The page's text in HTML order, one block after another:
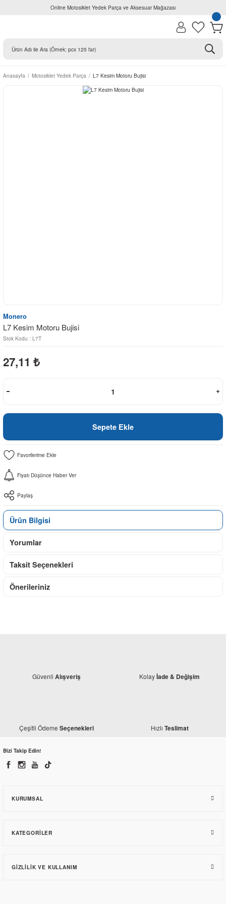
Online Motosiklet Yedek Parça ve Aksesuar Mağazası
Anasayfa Motosiklet Yedek Parça L7 Kesim Motoru Bujisi
Monero
L7 Kesim Motoru Bujisi
Stok Kodu : L7T
27,11 ₺
Sepete Ekle
Fiyatı Düşünce Haber Ver
Paylaş
Ürün Bilgisi
Yorumlar
Taksit Seçenekleri
Önerileriniz
Güvenli Alışveriş Kolayİade & Değişim
Çeşitli Ödeme Seçenekleri Hızlı Teslimat
Bizi Takip Edin!
KURUMSAL
KATEGORILER
GIZLILIK VE KULLANIM